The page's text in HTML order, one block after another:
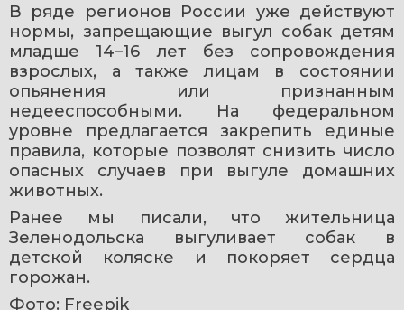
В ряде регионов России уже действуют
нормы, запрещающие выгул собак детям
младше 14–16 лет без сопровождения
взрослых, а также лицам в состоянии
опьянения или признанным
недееспособными. На федеральном
уровне предлагается закрепить единые
правила, которые позволят снизить число
опасных случаев при выгуле домашних
животных.
Ранее мы писали, что жительница
Зеленодольска выгуливает собак в
детской коляске и покоряет сердца
горожан.
Фото: Freepik